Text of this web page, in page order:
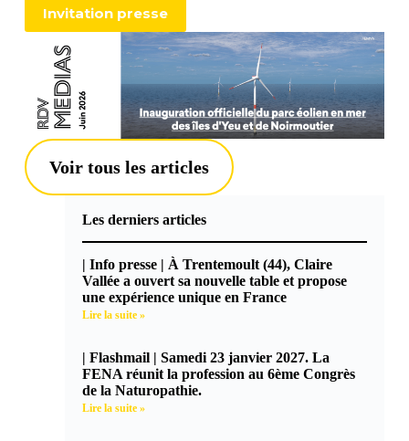
Invitation presse
Voir tous les articles
Les derniers articles
| Info presse | À Trentemoult (44), Claire
Vallée a ouvert sa nouvelle table et propose
une expérience unique en France
Lire la suite »
| Flashmail | Samedi 23 janvier 2027. La
FENA réunit la profession au 6ème Congrès
de la Naturopathie.
Lire la suite »